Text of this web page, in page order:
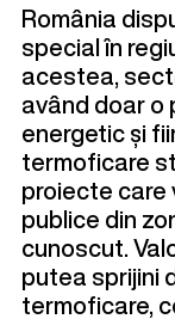
România
special în
acestea,
având doar o
energetic și
termoficare
proiecte care
publice din
cunoscut.
putea sprijini
termoficare,